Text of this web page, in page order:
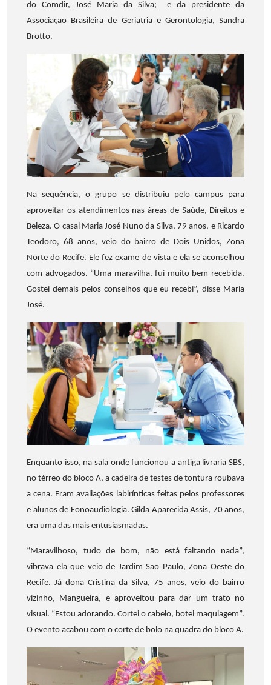
do Comdir, José Maria da Silva; e da presidente da
Associação Brasileira de Geriatria e Gerontologia, Sandra
Brotto.
Na sequência, o grupo se distribuiu pelo campus para
aproveitar os atendimentos nas áreas de Saúde, Direitos e
Beleza. O casal Maria José Nuno da Silva, 79 anos, e Ricardo
Teodoro, 68 anos, veio do bairro de Dois Unidos, Zona
Norte do Recife. Ele fez exame de vista e ela se aconselhou
com advogados. “Uma maravilha, fui muito bem recebida.
Gostei demais pelos conselhos que eu recebi”, disse Maria
José.
Enquanto isso, na sala onde funcionou a antiga livraria SBS,
no térreo do bloco A, a cadeira de testes de tontura roubava
a cena. Eram avaliações labirínticas feitas pelos professores
e alunos de Fonoaudiologia. Gilda Aparecida Assis, 70 anos,
era uma das mais entusiasmadas.
“Maravilhoso, tudo de bom, não está faltando nada”,
vibrava ela que veio de Jardim São Paulo, Zona Oeste do
Recife. Já dona Cristina da Silva, 75 anos, veio do bairro
vizinho, Mangueira, e aproveitou para dar um trato no
visual. “Estou adorando. Cortei o cabelo, botei maquiagem”.
O evento acabou com o corte de bolo na quadra do bloco A.